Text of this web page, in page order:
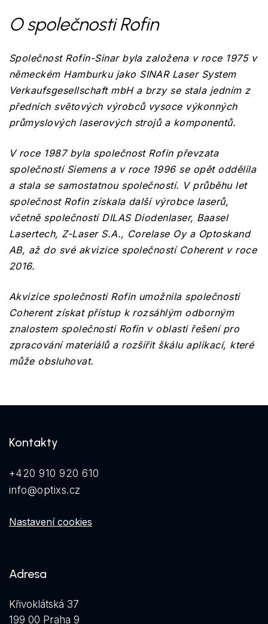
O společnosti Rofin
Společnost Rofin-Sinar byla založena v roce 1975 v
německém Hamburku jako SINAR Laser System
Verkaufsgesellschaft mbH a brzy se stala jedním z
předních světových výrobců vysoce výkonných
průmyslových laserových strojů a komponentů.
V roce 1987 byla společnost Rofin převzata
společností Siemens a v roce 1996 se opět oddělila
a stala se samostatnou společností. V průběhu let
společnost Rofin získala další výrobce laserů,
včetně společností DILAS Diodenlaser, Baasel
Lasertech, Z-Laser S.A., Corelase Oy a Optoskand
AB, až do své akvizice společností Coherent v roce
2016.
Akvizice společnosti Rofin umožnila společnosti
Coherent získat přístup k rozsáhlým odborným
znalostem společnosti Rofin v oblasti řešení pro
zpracování materiálů a rozšířit škálu aplikací, které
může obsluhovat.
Kontakty
+420 910 920 610
info@optixs.cz
Nastavení cookies
Adresa
Křivoklátská 37
199 00 Praha 9